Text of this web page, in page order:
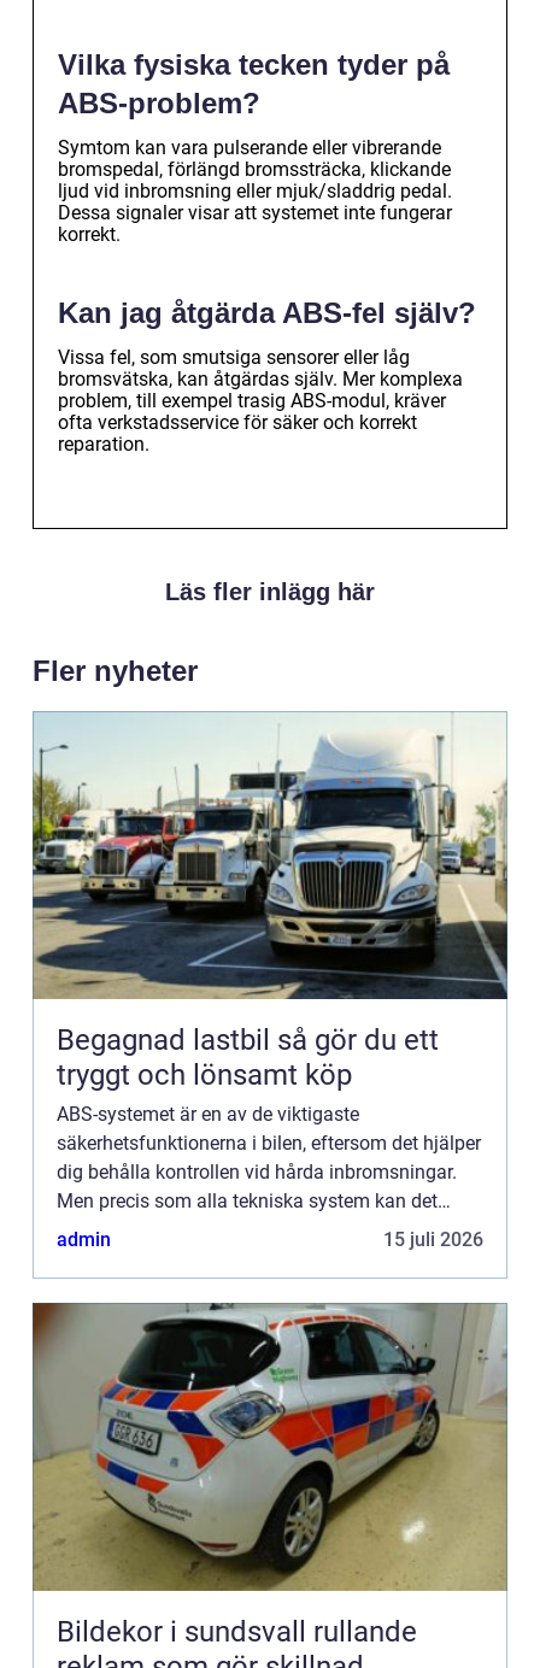
Vilka fysiska tecken tyder på
ABS-problem?
Symtom kan vara pulserande eller vibrerande
bromspedal, förlängd bromssträcka, klickande
ljud vid inbromsning eller mjuk/sladdrig pedal.
Dessa signaler visar att systemet inte fungerar
korrekt.
Kan jag åtgärda ABS-fel själv?
Vissa fel, som smutsiga sensorer eller låg
bromsvätska, kan åtgärdas själv. Mer komplexa
problem, till exempel trasig ABS-modul, kräver
ofta verkstadsservice för säker och korrekt
reparation.
Läs fler inlägg här
Fler nyheter
Begagnad lastbil så gör du ett
tryggt och lönsamt köp
ABS-systemet är en av de viktigaste
säkerhetsfunktionerna i bilen, eftersom det hjälper
dig behålla kontrollen vid hårda inbromsningar.
Men precis som alla tekniska system kan det
drabbas av fel, och det är viktigt att...
admin 15 juli 2026
Bildekor i sundsvall rullande